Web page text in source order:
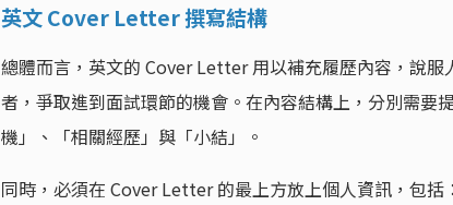
英文 Cover Letter 撰寫結構
總體而言，英文的 Cover Letter 用以補充履歷內容，說
者，爭取進到面試環節的機會。在內容結構上，分別需要
機」、「相關經歷」與「小結」。
同時，必須在 Cover Letter 的最上方放上個人資訊，包